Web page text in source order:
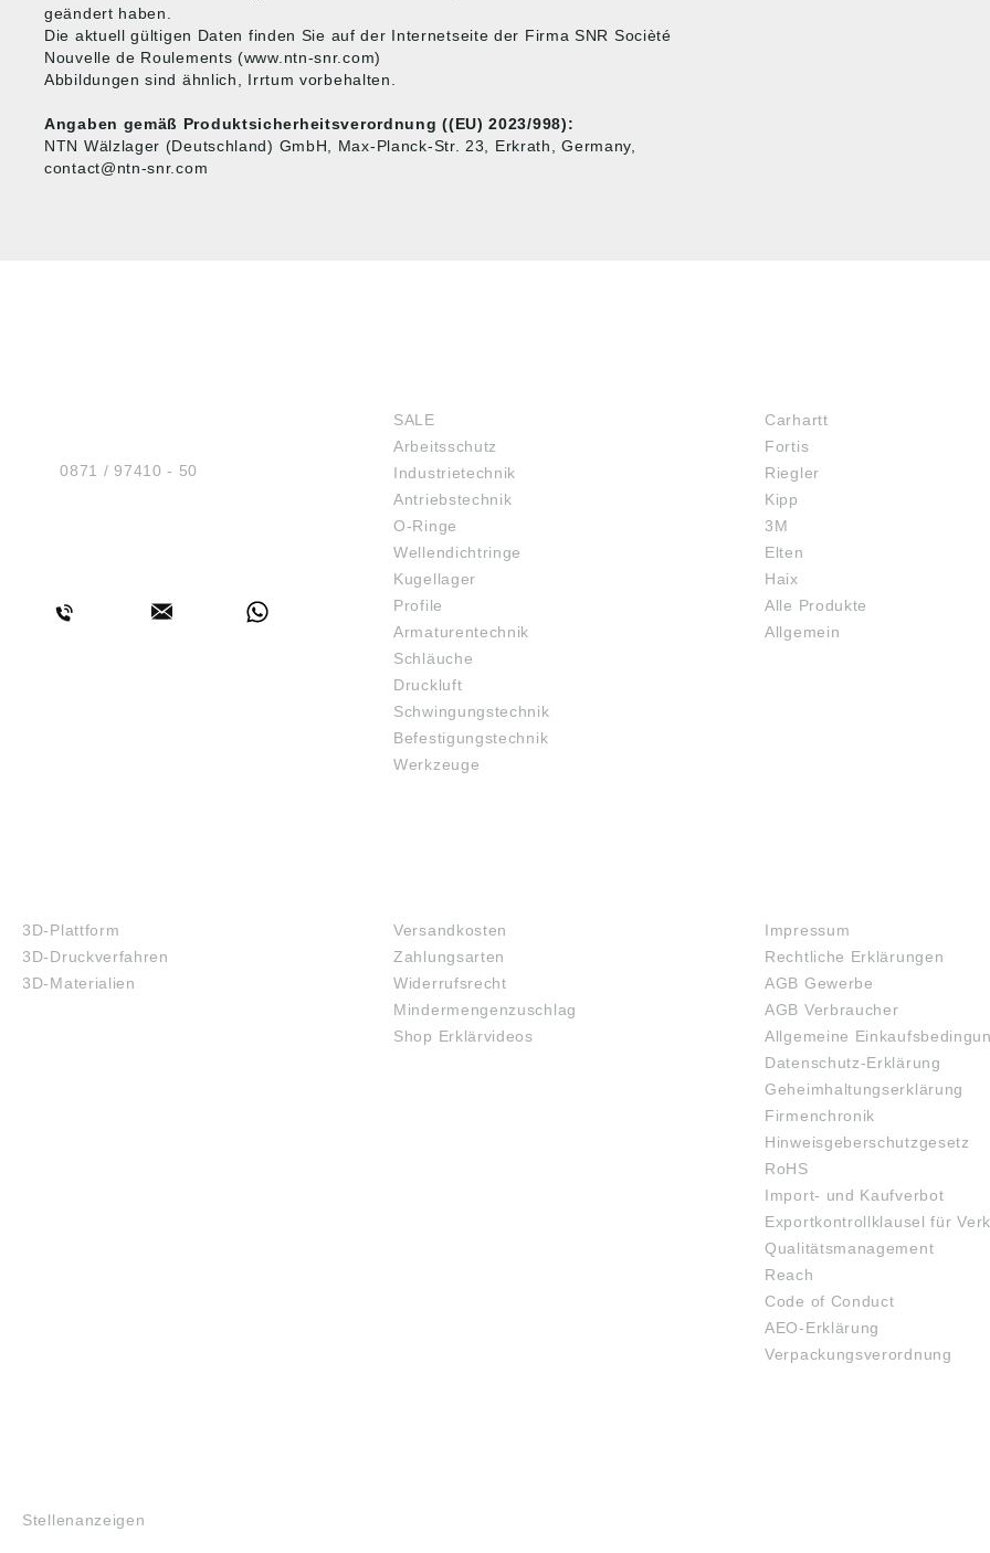
geändert haben.
Die aktuell gültigen Daten finden Sie auf der Internetseite der Firma SNR Socièté
Nouvelle de Roulements (www.ntn-snr.com)
Abbildungen sind ähnlich, Irrtum vorbehalten.
Angaben gemäß Produktsicherheitsverordnung ((EU) 2023/998):
NTN Wälzlager (Deutschland) GmbH, Max-Planck-Str. 23, Erkrath, Germany,
contact@ntn-snr.com
Tel.:0871 / 97410 - 50
SALE
Arbeitsschutz
Industrietechnik
Antriebstechnik
O-Ringe
Wellendichtringe
Kugellager
Profile
Armaturentechnik
Schläuche
Druckluft
Schwingungstechnik
Befestigungstechnik
Werkzeuge
Carhartt
Fortis
Riegler
Kipp
3M
Elten
Haix
Alle Produkte
Allgemein
3D-Plattform
3D-Druckverfahren
3D-Materialien
Versandkosten
Zahlungsarten
Widerrufsrecht
Mindermengenzuschlag
Shop Erklärvideos
Impressum
Rechtliche Erklärungen
AGB Gewerbe
AGB Verbraucher
Allgemeine
Datenschutz-Erklärung
Geheimhaltungserklärung
Firmenchronik
Hinweisgeberschutzgesetz
RoHS
Import- und Kaufverbot
Exportkontrollklausel für
Qualitätsmanagement
Reach
Code of Conduct
AEO-Erklärung
Verpackungsverordnung
Stellenanzeigen